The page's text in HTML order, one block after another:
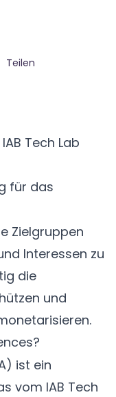
Teilen
Tech Lab
für das
Zielgruppen
Interessen zu
die
und
ist ein
vom IAB Tech